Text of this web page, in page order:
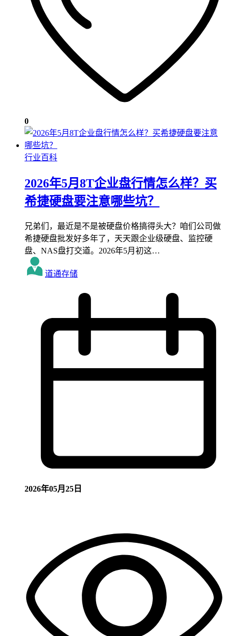
0
行业百科
2026年5月8T企业盘行情怎么样？买
希捷硬盘要注意哪些坑？
兄弟们，最近是不是被硬盘价格搞得头大？咱们公司做
希捷硬盘批发好多年了，天天跟企业级硬盘、监控硬
盘、NAS盘打交道。2026年5月初这…
道通存储
2026年05月25日